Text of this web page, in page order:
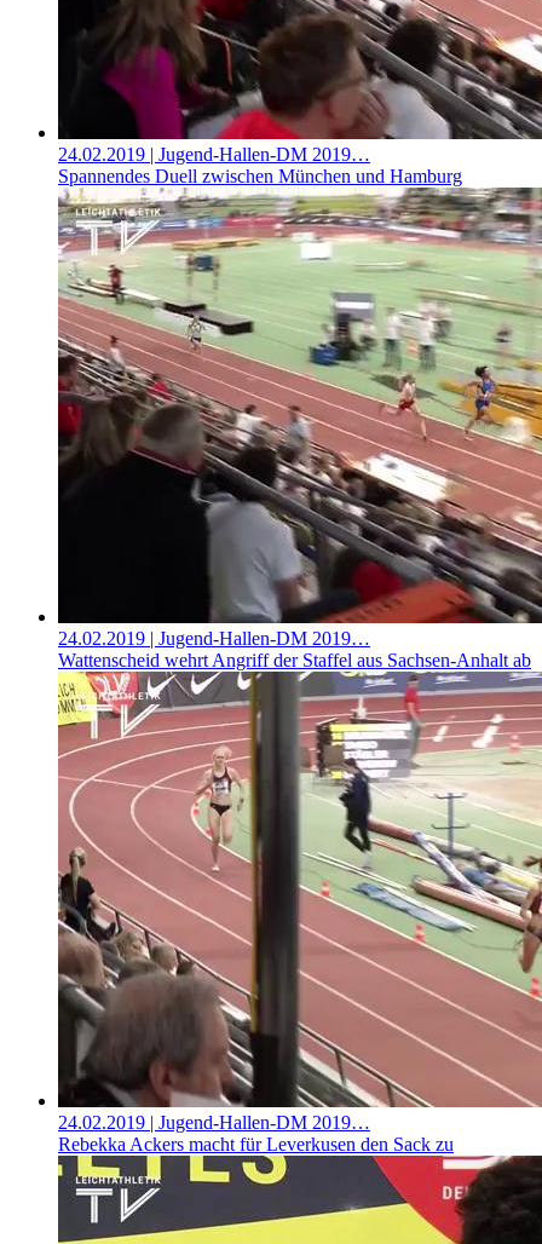
24.02.2019 | Jugend-Hallen-DM 2019…
Spannendes Duell zwischen München und Hamburg
24.02.2019 | Jugend-Hallen-DM 2019…
Wattenscheid wehrt Angriff der Staffel aus Sachsen-Anhalt ab
24.02.2019 | Jugend-Hallen-DM 2019…
Rebekka Ackers macht für Leverkusen den Sack zu